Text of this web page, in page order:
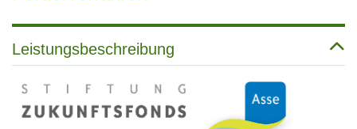
Leistungsbeschreibung